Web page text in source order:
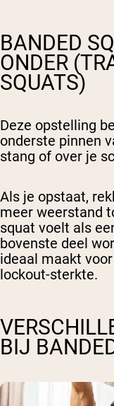
BANDED
ONDER
SQUATS)
Deze opstelling
onderste pinnen
stang of over je
Als je opstaat,
meer weerstand
squat voelt als
bovenste deel
ideaal maakt
lockout-sterkte.
BIJ